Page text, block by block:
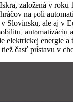
založená v roku
na poli
Slovinsku, ale aj v
automatizáciu
elektrickej energie a
časť prístavu v